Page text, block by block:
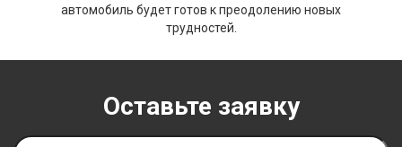
автомобиль будет готов к преодолению новых
трудностей.
Оставьте заявку